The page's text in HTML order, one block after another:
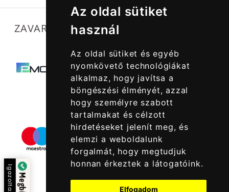
Az oldal sütiket
használ
Az oldal sütiket és egyéb
nyomkövető technológiákat
alkalmaz, hogy javítsa a
böngészési élményét, azzal
hogy személyre szabott
tartalmakat és célzott
hirdetéseket jelenít meg, és
elemzi a weboldalunk
forgalmát, hogy megtudjuk
honnan érkeztek a látogatóink.
Elfogadom
ZAVARTALAN MŰKÖDÉSÜNKET SEGÍTIK
Igazolta: